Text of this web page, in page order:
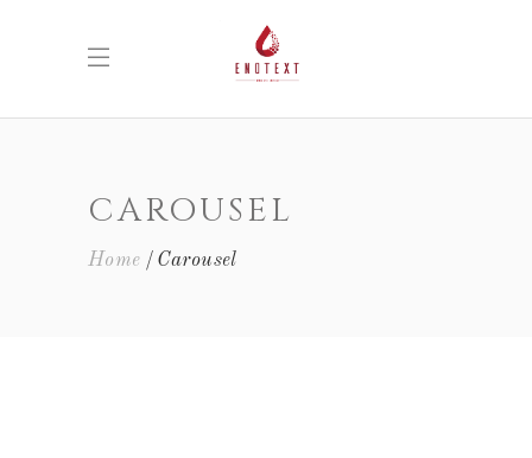
CAROUSEL
Home Carousel